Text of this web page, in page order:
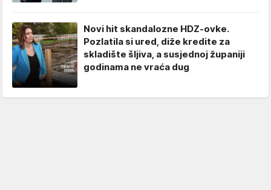
Novi hit skandalozne HDZ-ovke.
Pozlatila si ured, diže kredite za
skladište šljiva, a susjednoj županiji
godinama ne vraća dug